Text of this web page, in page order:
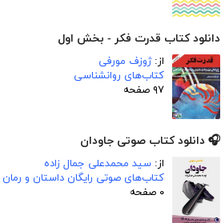
دانلود کتاب قدرت فکر - بخش اول
از:ژوزف مورفی
کتاب‌های روانشناسی
۹۷ صفحه
🎧 دانلود کتاب صوتی جاودان
از: سید محمدعلی جمال زاده
کتاب‌های صوتی رایگان داستان و رمان
۰ صفحه